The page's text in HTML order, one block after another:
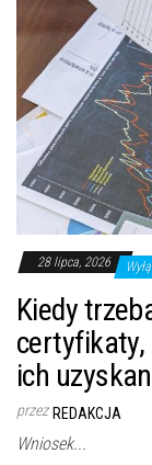
28 lipca, 2026
Kiedy
certyfikaty,
ich
przez REDAKCJA
Wniosek...